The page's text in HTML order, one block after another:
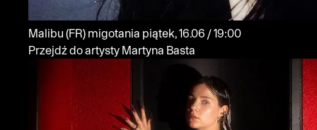
Malibu (FR) migotania
piątek, 16.06 / 19:00
Przejdź do artysty Martyna Basta